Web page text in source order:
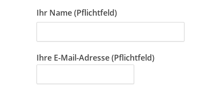
Ihr Name (Pflichtfeld)
Ihre E-Mail-Adresse (Pflichtfeld)